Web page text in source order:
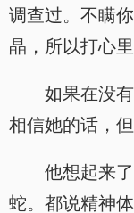
调查过。不瞒
晶，所以打心
如果在没
相信她的话，
他想起来
蛇。都说精神